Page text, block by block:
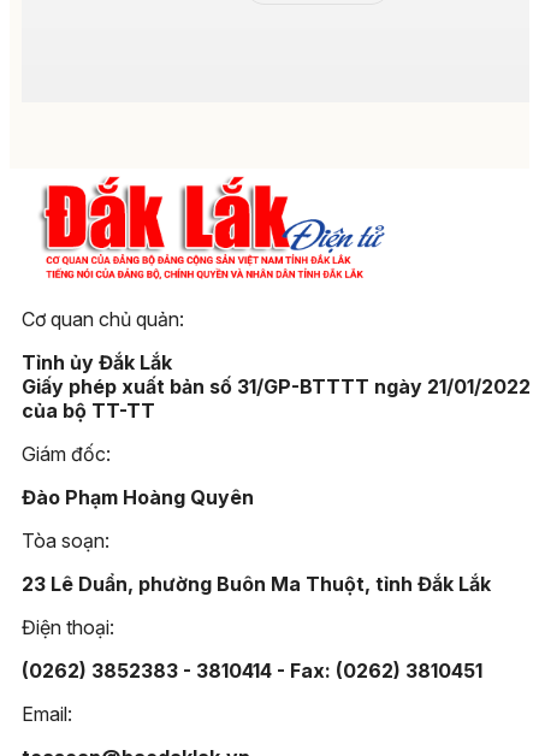
Cơ quan chủ quản:
Tỉnh ủy Đắk Lắk
Giấy phép xuất bản số 31/GP-BTTTT ngày 21/01/2022
của bộ TT-TT
Giám đốc:
Đào Phạm Hoàng Quyên
Tòa soạn:
23 Lê Duẩn, phường Buôn Ma Thuột, tỉnh Đắk Lắk
Điện thoại:
(0262) 3852383 - 3810414 - Fax: (0262) 3810451
Email: